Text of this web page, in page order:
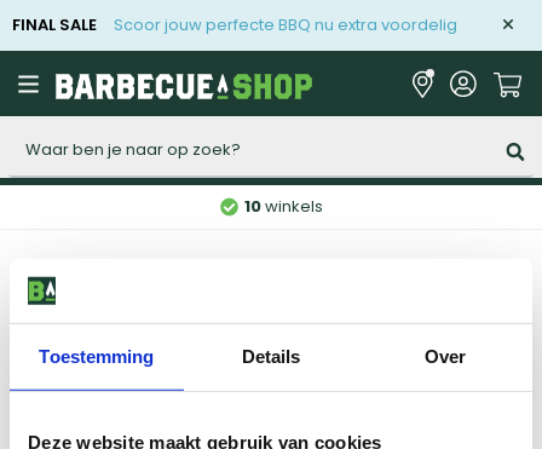
Toestemming Details Over
Deze website maakt gebruik van cookies
FINAL SALE Scoor jouw perfecte BBQ nu extra voordelig
10winkels
Vorige